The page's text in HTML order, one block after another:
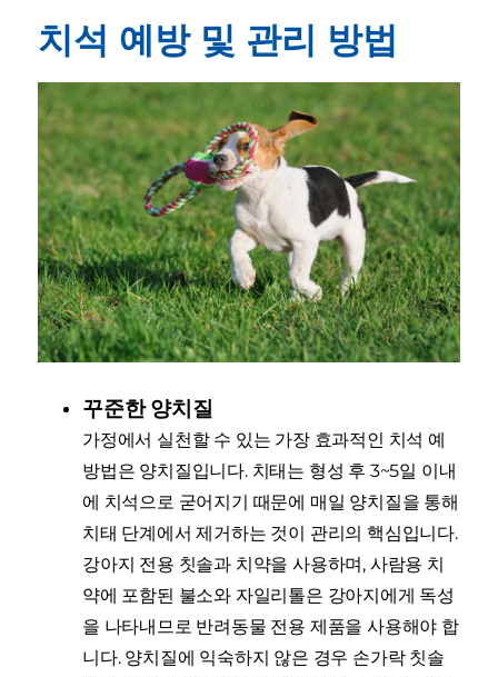
치석 예방 및 관리 방법
꾸준한 양치질
가정에서 실천할 수 있는 가장 효과적인 치석 예
방법은 양치질입니다. 치태는 형성 후 3~5일 이내
에 치석으로 굳어지기 때문에 매일 양치질을 통해
치태 단계에서 제거하는 것이 관리의 핵심입니다.
강아지 전용 칫솔과 치약을 사용하며, 사람용 치
약에 포함된 불소와 자일리톨은 강아지에게 독성
을 나타내므로 반려동물 전용 제품을 사용해야 합
니다. 양치질에 익숙하지 않은 경우 손가락 칫솔